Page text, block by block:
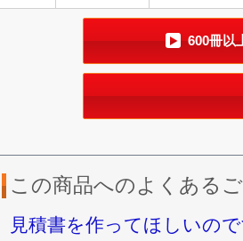
600冊以
この商品へのよくある
見積書を作ってほしいの